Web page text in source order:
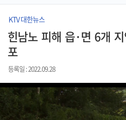
KTV 대한뉴스
힌남노 피해 읍·면 6개
포
등록일 : 2022.09.28